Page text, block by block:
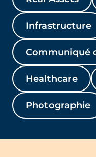
Infrastructure
Communiqué
Healthcare
Photographie